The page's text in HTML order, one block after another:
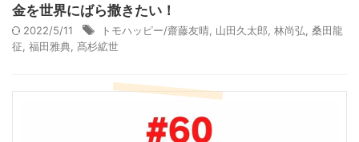
金を世界にばら撒きたい！
2022/5/11 トモハッピー/齋藤友晴 山田久太郎 林尚弘 桑田龍
征 福田雅典 髙杉絋世